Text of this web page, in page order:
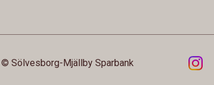
© Sölvesborg-Mjällby Sparbank